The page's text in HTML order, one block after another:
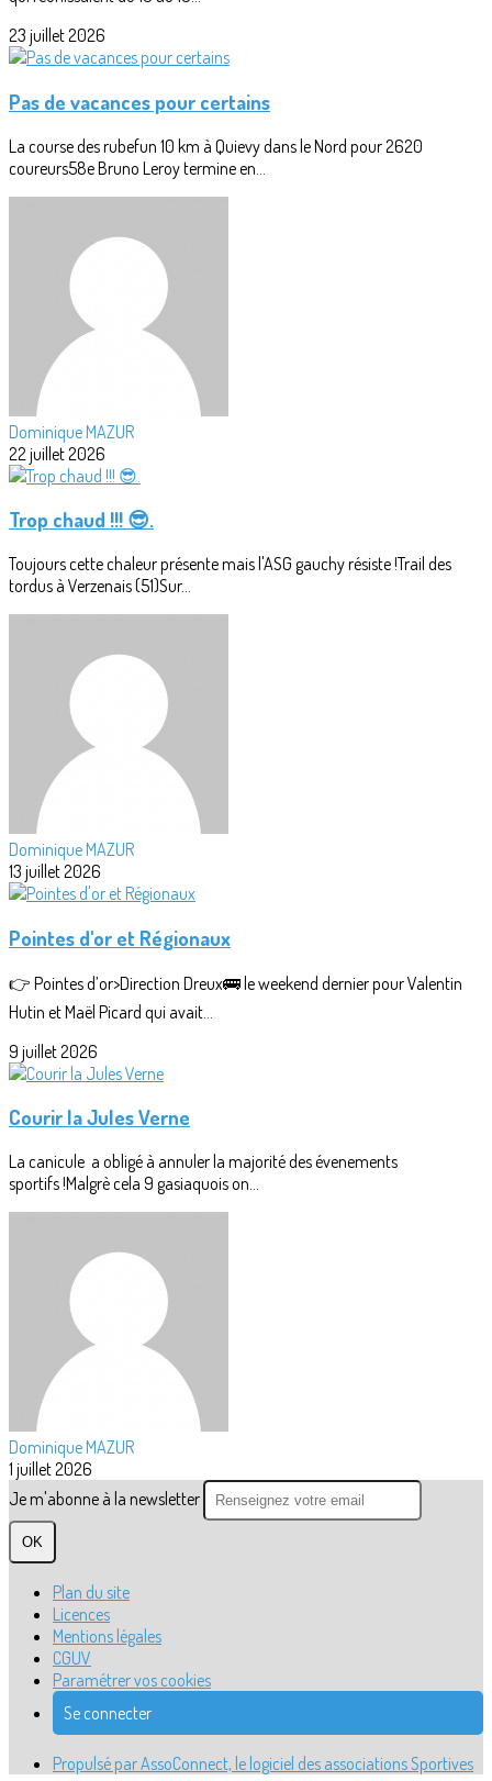
23 juillet 2026
Pas de vacances pour certains
La course des rubefun 10 km à Quievy dans le Nord pour 2620
coureurs58e Bruno Leroy termine en...
Dominique MAZUR
22 juillet 2026
Trop chaud !!! 😎.
Toujours cette chaleur présente mais l'ASG gauchy résiste !Trail des
tordus à Verzenais (51)Sur...
Dominique MAZUR
13 juillet 2026
Pointes d'or et Régionaux
👉 Pointes d’or>Direction Dreux🚌 le weekend dernier pour Valentin
Hutin et Maël Picard qui avait...
9 juillet 2026
Courir la Jules Verne
La canicule a obligé à annuler la majorité des évenements
sportifs !Malgrè cela 9 gasiaquois on...
Dominique MAZUR
1 juillet 2026
Je m'abonne à la newsletter
OK
Plan du site
Licences
Mentions légales
CGUV
Paramétrer vos cookies
Se connecter
Propulsé par AssoConnect, le logiciel des associations Sportives